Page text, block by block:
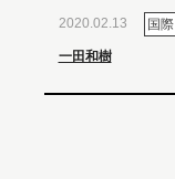
2020.02.13 国際
一田和樹